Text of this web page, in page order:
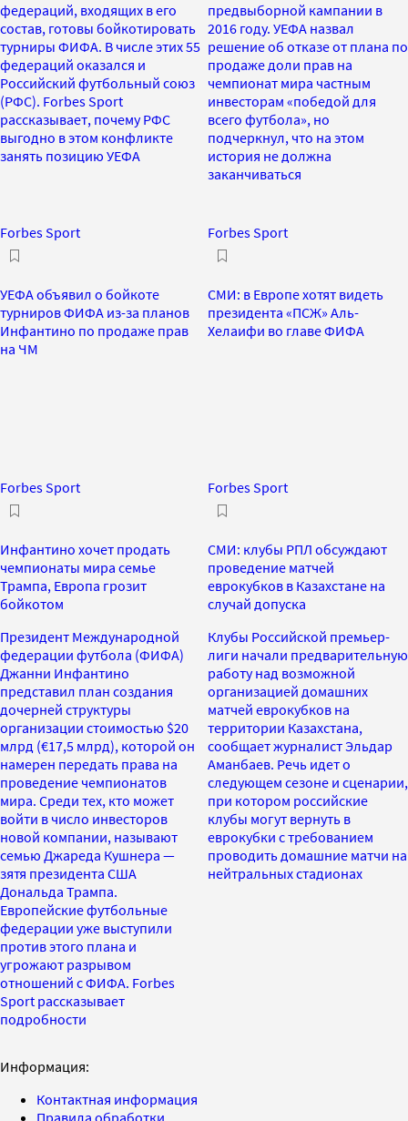
федераций, входящих в его
состав, готовы бойкотировать
турниры ФИФА. В числе этих 55
федераций оказался и
Российский футбольный союз
(РФС). Forbes Sport
рассказывает, почему РФС
выгодно в этом конфликте
занять позицию УЕФА
предвыборной кампании в
2016 году. УЕФА назвал
решение об отказе от плана по
продаже доли прав на
чемпионат мира частным
инвесторам «победой для
всего футбола», но
подчеркнул, что на этом
история не должна
заканчиваться
Forbes Sport
УЕФА объявил о бойкоте
турниров ФИФА из-за планов
Инфантино по продаже прав
на ЧМ
Forbes Sport
СМИ: в Европе хотят видеть
президента «ПСЖ» Аль-
Хелаифи во главе ФИФА
Forbes Sport
Инфантино хочет продать
чемпионаты мира семье
Трампа, Европа грозит
бойкотом
Президент Международной
федерации футбола (ФИФА)
Джанни Инфантино
представил план создания
дочерней структуры
организации стоимостью $20
млрд (€17,5 млрд), которой он
намерен передать права на
проведение чемпионатов
мира. Среди тех, кто может
войти в число инвесторов
новой компании, называют
семью Джареда Кушнера —
зятя президента США
Дональда Трампа.
Европейские футбольные
федерации уже выступили
против этого плана и
угрожают разрывом
отношений с ФИФА. Forbes
Sport рассказывает
подробности
Forbes Sport
СМИ: клубы РПЛ обсуждают
проведение матчей
еврокубков в Казахстане на
случай допуска
Клубы Российской премьер-
лиги начали предварительную
работу над возможной
организацией домашних
матчей еврокубков на
территории Казахстана,
сообщает журналист Эльдар
Аманбаев. Речь идет о
следующем сезоне и сценарии,
при котором российские
клубы могут вернуть в
еврокубки с требованием
проводить домашние матчи на
нейтральных стадионах
Информация:
Контактная информация
Правила обработки